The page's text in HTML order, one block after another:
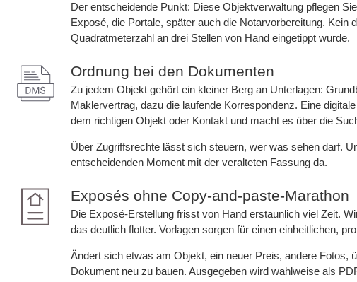
Der entscheidende Punkt: Diese Objektverwaltung pflegen
Exposé, die Portale, später auch die Notarvorbereitung. Kein
Quadratmeterzahl an drei Stellen von Hand eingetippt wurde.
Ordnung bei den Dokumenten
Zu jedem Objekt gehört ein kleiner Berg an Unterlagen:
Maklervertrag, dazu die laufende Korrespondenz. Eine
dem richtigen Objekt oder Kontakt und macht es über die
Über Zugriffsrechte lässt sich steuern, wer was sehen darf.
entscheidenden Moment mit der veralteten Fassung da.
Exposés ohne Copy-and-paste-Marathon
Die Exposé-Erstellung frisst von Hand erstaunlich viel Zeit.
das deutlich flotter. Vorlagen sorgen für einen einheitlichen,
Ändert sich etwas am Objekt, ein neuer Preis, andere
Dokument neu zu bauen. Ausgegeben wird wahlweise als